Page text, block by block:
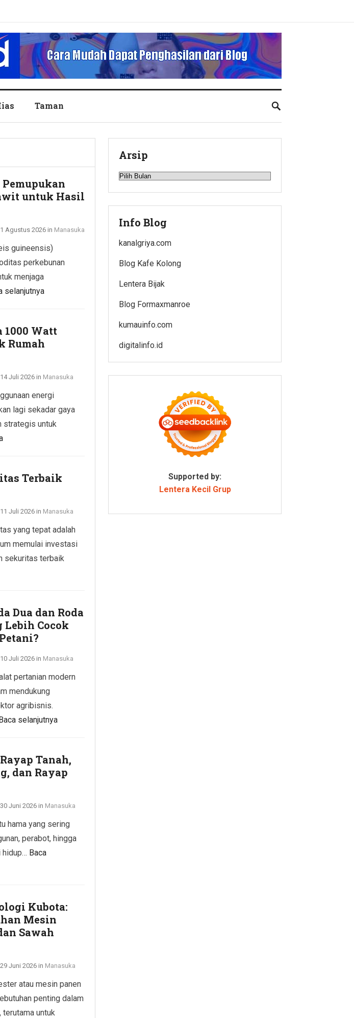
Taman
untuk Hasil
1 Agustus 2026 in Manasuka
guineensis)
perkebunan
menjaga
selanjutnya
1000 Watt
Rumah
14 Juli 2026 in Manasuka
energi
lagi sekadar gaya
strategis untuk
Terbaik
11 Juli 2026 in Manasuka
yang tepat adalah
memulai investasi
sekuritas terbaik
Dua dan Roda
Lebih Cocok
10 Juli 2026 in Manasuka
pertanian modern
mendukung
agribisnis.
selanjutnya
Tanah,
dan Rayap
30 Juni 2026 in Manasuka
hama yang sering
perabot, hingga
hidup… Baca
Kubota:
Mesin
Sawah
29 Juni 2026 in Manasuka
atau mesin panen
penting dalam
untuk
Arsip
Arsip
Info Blog
kanalgriya.com
Blog Kafe Kolong
Lentera Bijak
Blog Formaxmanroe
kumauinfo.com
digitalinfo.id
Supported by:
Lentera Kecil Grup